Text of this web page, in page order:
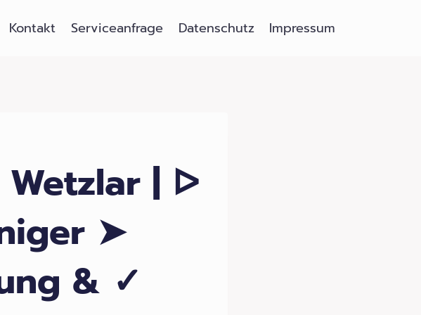
Kontakt Serviceanfrage Datenschutz Impressum
| ᐅ
➤
& ✓